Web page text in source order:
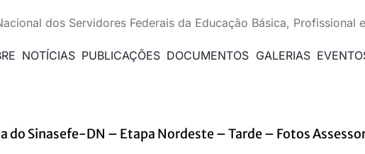
dos Servidores Federais da Educação Básica, Profissional
NOTÍCIAS PUBLICAÇÕES DOCUMENTOS GALERIAS
do Sinasefe-DN – Etapa Nordeste – Tarde – Fotos